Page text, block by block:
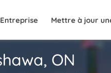
Mettre à jour
ON